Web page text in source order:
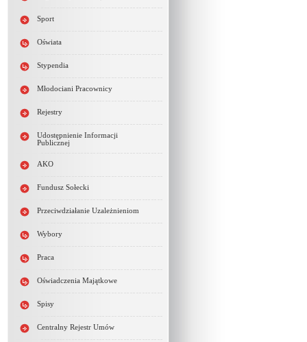
Sport
Oświata
Stypendia
Młodociani Pracownicy
Rejestry
Udostępnienie Informacji
Publicznej
AKO
Fundusz Sołecki
Przeciwdziałanie Uzależnieniom
Wybory
Praca
Oświadczenia Majątkowe
Spisy
Centralny Rejestr Umów